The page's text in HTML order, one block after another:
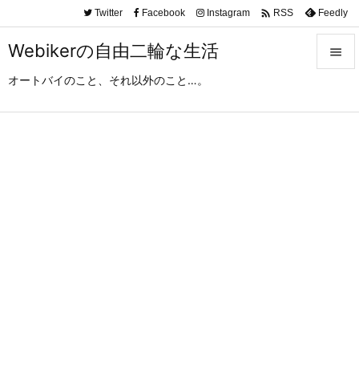
Webikerの自由二輪な生活
オートバイのこと、それ以外のこと…。

Twitter Facebook Instagram  RSS Feedly